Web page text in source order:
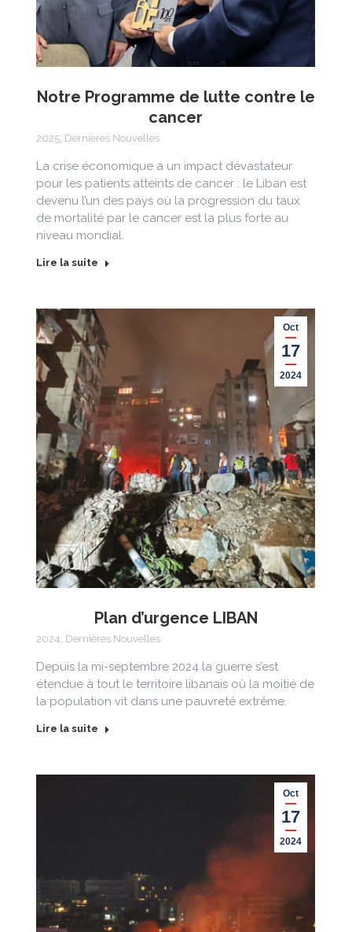
Notre Programme de lutte contre le
cancer
2025, Dernières Nouvelles
La crise économique a un impact dévastateur
pour les patients atteints de cancer : le Liban est
devenu l’un des pays où la progression du taux
de mortalité par le cancer est la plus forte au
niveau mondial.
Lire la suite
Oct
17
2024
Plan d’urgence LIBAN
2024, Dernières Nouvelles
Depuis la mi-septembre 2024 la guerre s’est
étendue à tout le territoire libanais où la moitié de
la population vit dans une pauvreté extrême.
Lire la suite
Oct
17
2024